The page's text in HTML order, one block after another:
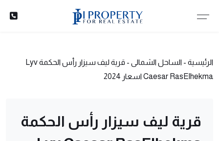
الرئيسية - الساحل الشمالى -
قرية ليف سيزار رأس الحكمة Lyv
Caesar RasElhekma اسعار 2024
قرية ليف سيزار رأس الحكمة